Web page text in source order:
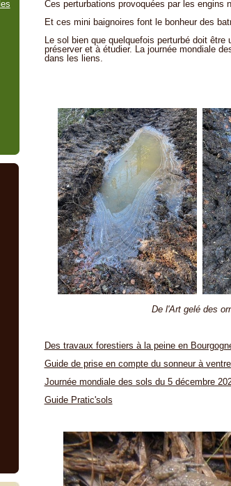
Ces perturbations provoquées par les engins
Et ces mini baignoires font le bonheur des
Le sol bien que quelquefois perturbé doit
préserver et à étudier. La journée mondiale
dans les liens.
De l'Art gelé des
Des travaux forestiers à la peine en
Guide de prise en compte du sonneur à
Journée mondiale des sols du 5 décembre
Guide Pratic'sols